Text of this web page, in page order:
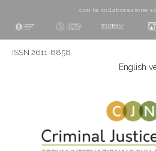
con la collaborazione
ISSN 2611-8858
English